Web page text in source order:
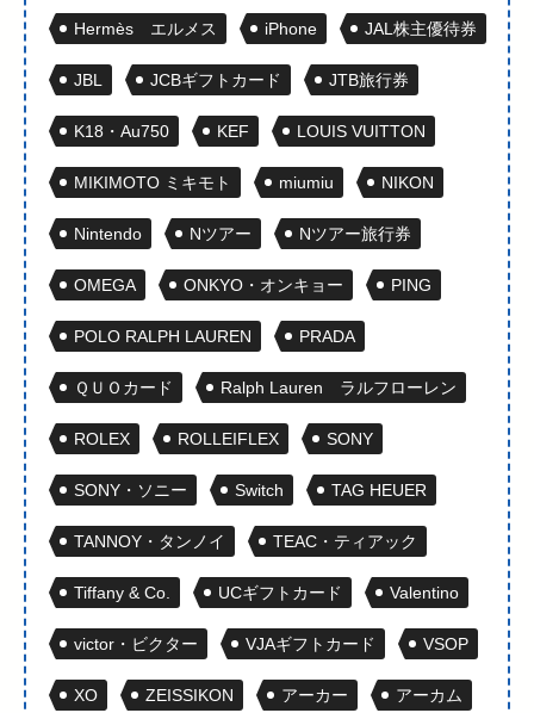
Hermès エルメス iPhone JAL株主優待券
JBL JCBギフトカード JTB旅行券
K18・Au750 KEF LOUIS VUITTON
MIKIMOTO ミキモト miumiu NIKON
Nintendo Nツアー Nツアー旅行券
OMEGA ONKYO・オンキョー PING
POLO RALPH LAUREN PRADA
ＱＵＯカード Ralph Lauren ラルフローレン
ROLEX ROLLEIFLEX SONY
SONY・ソニー Switch TAG HEUER
TANNOY・タンノイ TEAC・ティアック
Tiffany & Co. UCギフトカード Valentino
victor・ビクター VJAギフトカード VSOP
XO ZEISSIKON アーカー アーカム